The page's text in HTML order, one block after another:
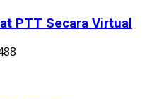
PTT Secara Virtual